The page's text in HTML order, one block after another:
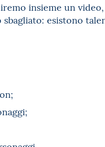
insieme un
esistono